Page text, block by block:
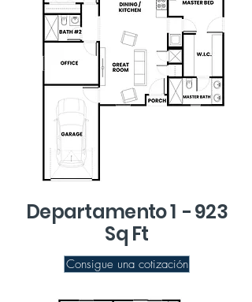
Departamento 1 - 923
Sq Ft
Consigue una cotización